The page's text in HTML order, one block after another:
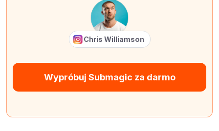
Chris Williamson
Wypróbuj Submagic za darmo